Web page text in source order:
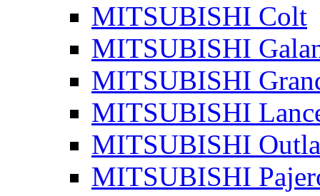
MITSUBISHI Colt
MITSUBISHI
MITSUBISHI
MITSUBISHI
MITSUBISHI
MITSUBISHI